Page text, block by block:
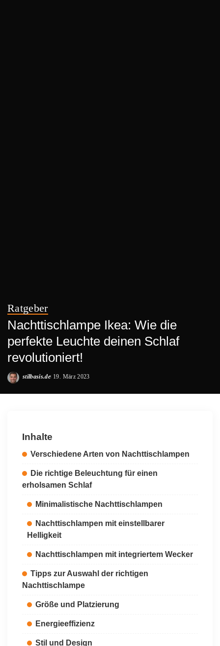
Ratgeber
Nachttischlampe Ikea: Wie die
perfekte Leuchte deinen Schlaf
revolutioniert!
Posted
stilbasis.de 19. März 2023
Inhalte
Verschiedene Arten von Nachttischlampen
Die richtige Beleuchtung für einen
erholsamen Schlaf
Minimalistische Nachttischlampen
Nachttischlampen mit einstellbarer
Helligkeit
Nachttischlampen mit integriertem Wecker
Tipps zur Auswahl der richtigen
Nachttischlampe
Größe und Platzierung
Energieeffizienz
Stil und Design